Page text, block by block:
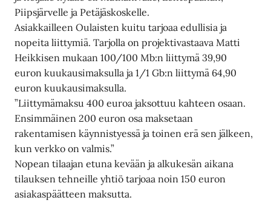
Piipsjärvelle ja Petäjäskoskelle.
Asiakkailleen Oulaisten kuitu tarjoaa edullisia ja
nopeita liittymiä. Tarjolla on projektivastaava Matti
Heikkisen mukaan 100/100 Mb:n liittymä 39,90
euron kuukausimaksulla ja 1/1 Gb:n liittymä 64,90
euron kuukausimaksulla.
”Liittymämaksu 400 euroa jaksottuu kahteen osaan.
Ensimmäinen 200 euron osa maksetaan
rakentamisen käynnistyessä ja toinen erä sen jälkeen,
kun verkko on valmis.”
Nopean tilaajan etuna kevään ja alkukesän aikana
tilauksen tehneille yhtiö tarjoaa noin 150 euron
asiakaspäätteen maksutta.